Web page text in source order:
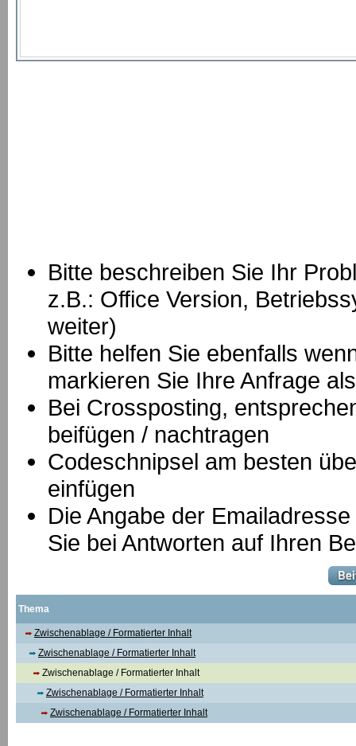
Bitte beschreiben Sie Ihr
z.B.: Office Version,
weiter)
Bitte helfen Sie ebenfalls
markieren Sie Ihre Anfrage
Bei Crossposting,
beifügen / nachtragen
Codeschnipsel am besten
einfügen
Die Angabe der
Sie bei Antworten auf Ihren
Thema
Zwischenablage / Formatierter Inhalt
Zwischenablage / Formatierter Inhalt
Zwischenablage / Formatierter Inhalt
Zwischenablage / Formatierter Inhalt
Zwischenablage / Formatierter Inhalt